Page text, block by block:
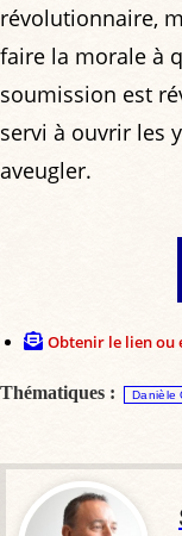
révolutionnaire,
faire la morale à
soumission est
servi à ouvrir les
aveugler.
Obtenir le lien ou
Thématiques : Danièle